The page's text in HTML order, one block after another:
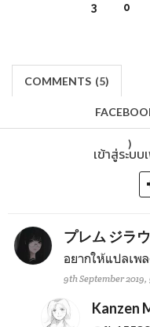
3 0
COMMENTS (5)
)
เข้าสู่ระบ
プレム ジラ
อยากให้แปลเพ
9th September 2019,
Kanzen